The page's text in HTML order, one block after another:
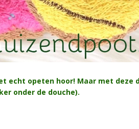
echt opeten hoor! Maar met deze
onder de douche).